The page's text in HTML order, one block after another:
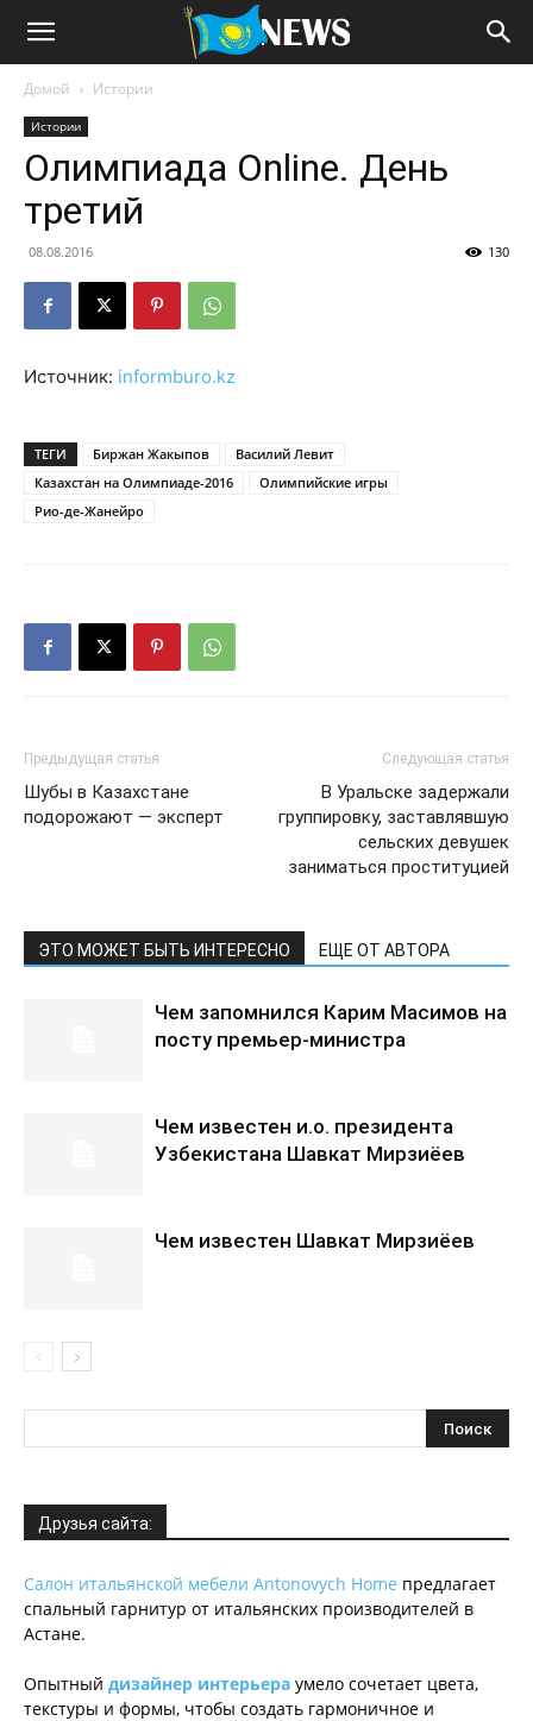
Домой Истории
Истории
Олимпиада Online. День
третий
08.08.2016 130
Источник: informburo.kz
ТЕГИ Биржан Жакыпов
Василий Левит
Казахстан на Олимпиаде-2016
Олимпийские игры
Рио-де-Жанейро
Предыдущая статья
Шубы в Казахстане
подорожают — эксперт
Следующая статья
В Уральске задержали
группировку, заставлявшую
сельских девушек
заниматься проституцией
ЭТО МОЖЕТ БЫТЬ ИНТЕРЕСНО ЕЩЕ ОТ АВТОРА
Чем запомнился Карим Масимов на
посту премьер-министра
Чем известен и.о. президента
Узбекистана Шавкат Мирзиёев
Чем известен Шавкат Мирзиёев
Друзья сайта:
Салон итальянской мебели Antonovych Home предлагает
спальный гарнитур от итальянских производителей в
Астане.
Опытный дизайнер интерьера умело сочетает цвета,
текстуры и формы, чтобы создать гармоничное и